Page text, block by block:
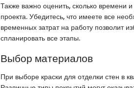
Также важно оценить, сколько времени
проекта. Убедитесь, что имеете все
временных затрат на работу позволит
спланировать все этапы.
Выбор материалов
При выборе краски для отделки стен в